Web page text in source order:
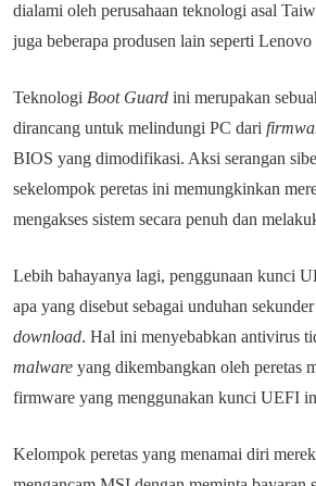
dialami oleh perusahaan teknologi asal
juga beberapa produsen lain seperti
Teknologi Boot Guard ini merupakan
dirancang untuk melindungi PC dari
BIOS yang dimodifikasi. Aksi serangan
sekelompok peretas ini memungkinkan
mengakses sistem secara penuh dan
Lebih bahayanya lagi, penggunaan kunci
apa yang disebut sebagai unduhan sekunder
download. Hal ini menyebabkan antivirus
malware yang dikembangkan oleh peretas
firmware yang menggunakan kunci UEFI
Kelompok peretas yang menamai diri